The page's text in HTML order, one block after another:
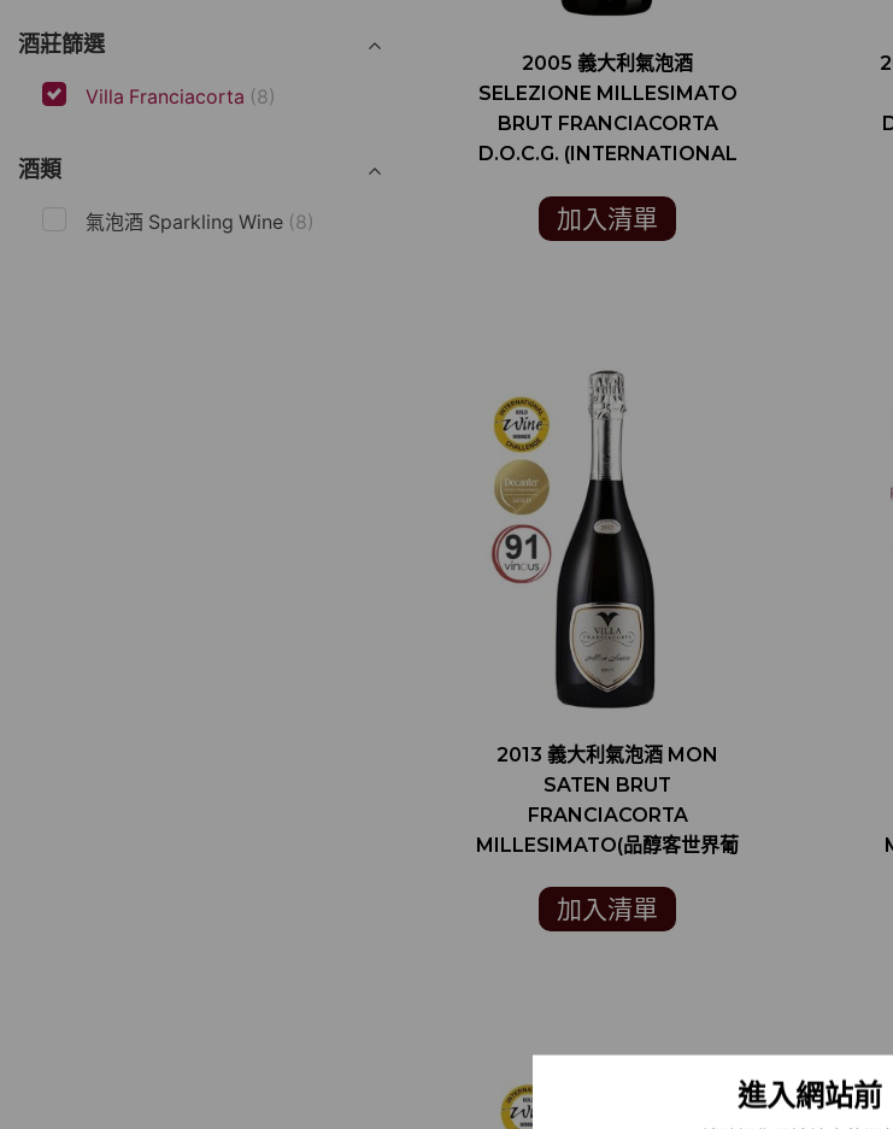
進入網站前
2005 義大利氣泡酒
SELEZIONE MILLESIMATO
BRUT FRANCIACORTA
D.O.C.G. (INTERNATIONAL
萄酒競賽 銀牌)
加入清單
2013 義大利氣泡酒 MON
SATEN BRUT
FRANCIACORTA
MILLESIMATO(品醇客世界葡
WORLD WINE AWARDS 95
分)
加入清單
酒莊篩選
Villa Franciacorta (8)
酒類
氣泡酒 Sparkling Wine (8)